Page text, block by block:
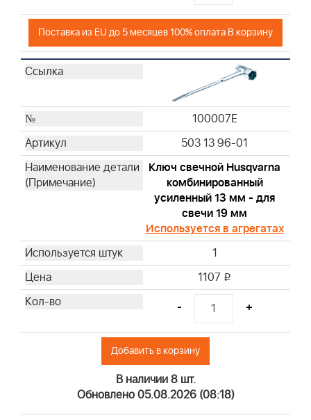
Поставка из EU до 5 месяцев 100% оплата В корзину
100007E
503 13 96-01
Ключ свечной Husqvarna
комбинированный
усиленный 13 мм - для
свечи 19 мм
Используется в агрегатах
1
1107 i
- +
Добавить в корзину
В наличии 8 шт.
Обновлено 05.08.2026 (08:18)